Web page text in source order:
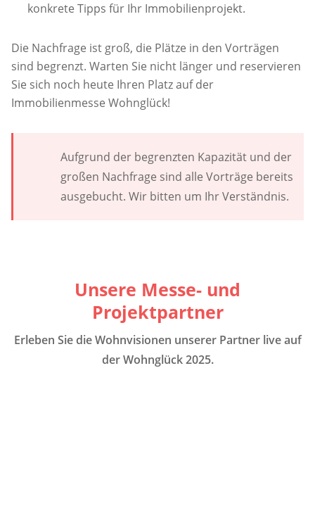
konkrete Tipps für Ihr Immobilienprojekt.
Die Nachfrage ist groß, die Plätze in den Vorträgen
sind begrenzt. Warten Sie nicht länger und reservieren
Sie sich noch heute Ihren Platz auf der
Immobilienmesse Wohnglück!
Aufgrund der begrenzten Kapazität und der
großen Nachfrage sind alle Vorträge bereits
ausgebucht. Wir bitten um Ihr Verständnis.
Unsere Messe- und
Projektpartner
Erleben Sie die Wohnvisionen unserer Partner live auf
der Wohnglück 2025.